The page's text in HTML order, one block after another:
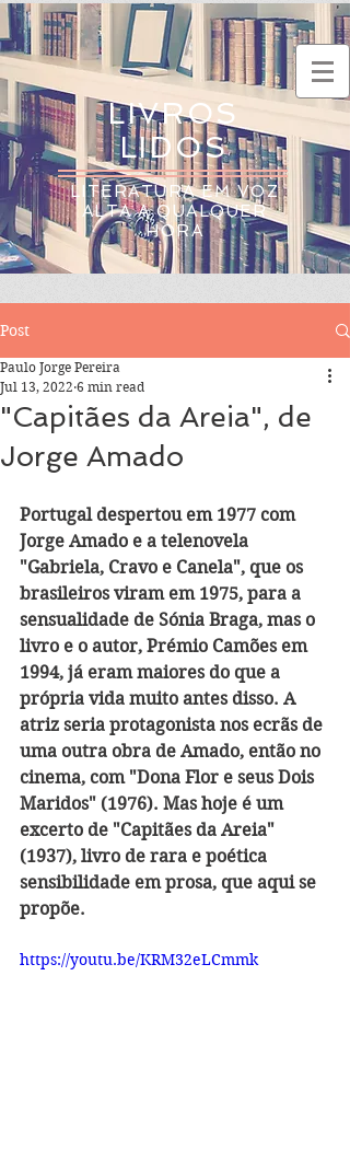
LIVROS
LIDOS
LITERATURA EM VOZ
ALTA A QUALQUER
HORA
Post
"Capitães da Areia", de
Jorge Amado
Paulo Jorge Pereira
Jul 13, 2022 6 min read
Portugal despertou em 1977 com
Jorge Amado e a telenovela
"Gabriela, Cravo e Canela", que os
brasileiros viram em 1975, para a
sensualidade de Sónia Braga, mas o
livro e o autor, Prémio Camões em
1994, já eram maiores do que a
própria vida muito antes disso. A
atriz seria protagonista nos ecrãs de
uma outra obra de Amado, então no
cinema, com "Dona Flor e seus Dois
Maridos" (1976). Mas hoje é um
excerto de "Capitães da Areia"
(1937), livro de rara e poética
sensibilidade em prosa, que aqui se
propõe.
https://youtu.be/KRM32eLCmmk